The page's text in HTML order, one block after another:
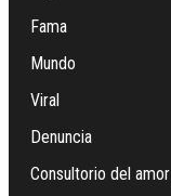
Fama
Mundo
Viral
Denuncia
Consultorio del amor